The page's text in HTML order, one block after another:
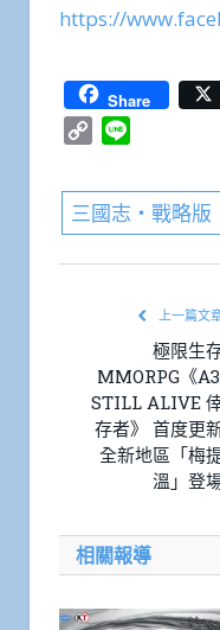
https://
Share
Copy
三國志・戰略版
上一篇文
極限生
MMORPG《
STILL ALIVE
存者》 首度更
全新地區「梅
溫」登
相關報導